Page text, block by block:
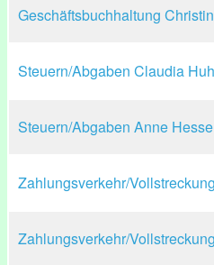
Geschäftsbuchhaltung
Steuern/Abgaben Claudia
Steuern/Abgaben Anne Hesse
Zahlungsverkehr/
Zahlungsverkehr/